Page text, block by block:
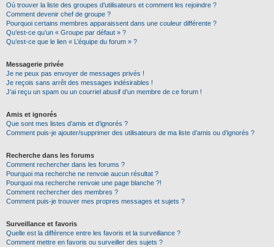
Où trouver la liste des groupes d’utilisateurs et comment les rejoindre ?
Comment devenir chef de groupe ?
Pourquoi certains membres apparaissent dans une couleur différente ?
Qu’est-ce qu’un « Groupe par défaut » ?
Qu’est-ce que le lien « L’équipe du forum » ?
Messagerie privée
Je ne peux pas envoyer de messages privés !
Je reçois sans arrêt des messages indésirables !
J’ai reçu un spam ou un courriel abusif d’un membre de ce forum !
Amis et ignorés
Que sont mes listes d’amis et d’ignorés ?
Comment puis-je ajouter/supprimer des utilisateurs de ma liste d’amis ou d’ignorés ?
Recherche dans les forums
Comment rechercher dans les forums ?
Pourquoi ma recherche ne renvoie aucun résultat ?
Pourquoi ma recherche renvoie une page blanche ?!
Comment rechercher des membres ?
Comment puis-je trouver mes propres messages et sujets ?
Surveillance et favoris
Quelle est la différence entre les favoris et la surveillance ?
Comment mettre en favoris ou surveiller des sujets ?